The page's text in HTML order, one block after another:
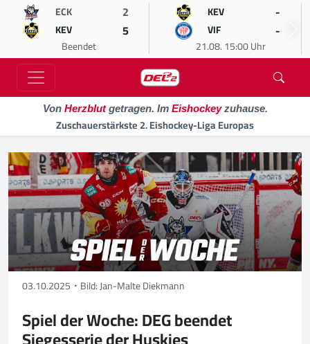
ECK 2
KEV 5
Beendet
KEV -
VIF -
21.08. 15:00 Uhr
Von Herzblutgetragen. Im Eishockeyzuhause.
Zuschauerstärkste 2. Eishockey-Liga Europas
03.10.2025 Bild: Jan-Malte Diekmann
Spiel der Woche: DEG beendet